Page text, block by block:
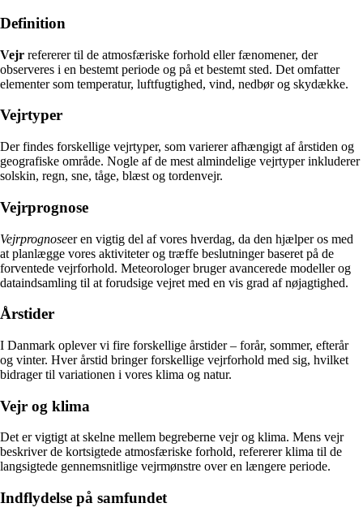
Definition
Vejr refererer til de atmosfæriske forhold eller fænomener, der
observeres i en bestemt periode og på et bestemt sted. Det omfatter
elementer som temperatur, luftfugtighed, vind, nedbør og skydække.
Vejrtyper
Der findes forskellige vejrtyper, som varierer afhængigt af årstiden og
geografiske område. Nogle af de mest almindelige vejrtyper inkluderer
solskin, regn, sne, tåge, blæst og tordenvejr.
Vejrprognose
Vejrprognoseer en vigtig del af vores hverdag, da den hjælper os med
at planlægge vores aktiviteter og træffe beslutninger baseret på de
forventede vejrforhold. Meteorologer bruger avancerede modeller og
dataindsamling til at forudsige vejret med en vis grad af nøjagtighed.
Årstider
I Danmark oplever vi fire forskellige årstider – forår, sommer, efterår
og vinter. Hver årstid bringer forskellige vejrforhold med sig, hvilket
bidrager til variationen i vores klima og natur.
Vejr og klima
Det er vigtigt at skelne mellem begreberne vejr og klima. Mens vejr
beskriver de kortsigtede atmosfæriske forhold, refererer klima til de
langsigtede gennemsnitlige vejrmønstre over en længere periode.
Indflydelse på samfundet